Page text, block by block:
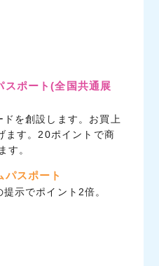
スポート(全国共通展
を創設します。お買上
ます。20ポイントで商
す。
パスポート
提示でポイント2倍。